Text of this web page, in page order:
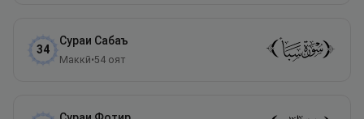
34
Сураи Сабаъ
Маккӣ•54 оят